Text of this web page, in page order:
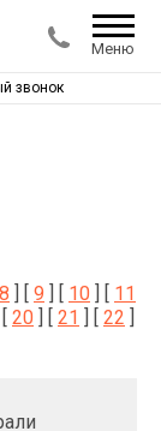
Меню
звонок
8 ] [ 9 ] [ 10 ] [ 11
[ 20 ] [ 21 ] [ 22 ]